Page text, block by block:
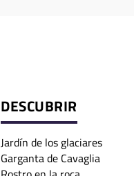
DESCUBRIR
Jardín de los glaciares
Garganta de Cavaglia